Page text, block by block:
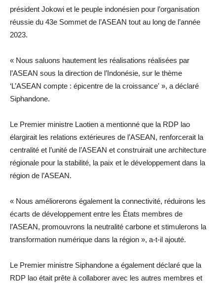
président Jokowi et le peuple indonésien pour l’organisation
réussie du 43e Sommet de l’ASEAN tout au long de l’année
2023.
« Nous saluons hautement les réalisations réalisées par
l’ASEAN sous la direction de l’Indonésie, sur le thème
‘L’ASEAN compte : épicentre de la croissance' », a déclaré
Siphandone.
Le Premier ministre Laotien a mentionné que la RDP lao
élargirait les relations extérieures de l’ASEAN, renforcerait la
centralité et l’unité de l’ASEAN et construirait une architecture
régionale pour la stabilité, la paix et le développement dans la
région de l’ASEAN.
« Nous améliorerons également la connectivité, réduirons les
écarts de développement entre les États membres de
l’ASEAN, promouvrons la neutralité carbone et stimulerons la
transformation numérique dans la région », a-t-il ajouté.
Le Premier ministre Siphandone a également déclaré que la
RDP lao était prête à collaborer avec les autres membres et